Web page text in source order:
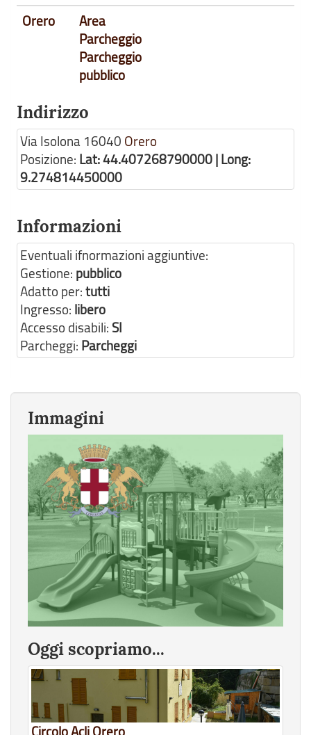
Orero
Area
Parcheggio
Parcheggio
pubblico
Indirizzo
Via Isolona 16040 Orero
Posizione: Lat: 44.407268790000 | Long:
9.274814450000
Informazioni
Eventuali ifnormazioni aggiuntive:
Gestione: pubblico
Adatto per:tutti
Ingresso: libero
Accesso disabili: SI
Parcheggi: Parcheggi
Immagini
Oggi scopriamo...